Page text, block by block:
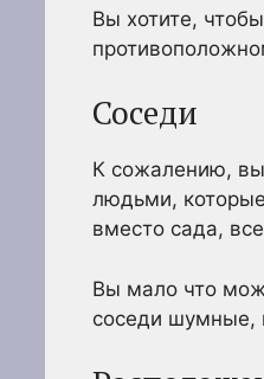
Вы хотите,
Соседи
К сожалению,
людьми,
вместо сада,
Вы мало что
соседи шумные,